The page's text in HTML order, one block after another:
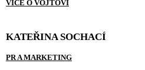
VÍCE O VOJTOVI
KATEŘINA SOCHACÍ
PR A MARKETING